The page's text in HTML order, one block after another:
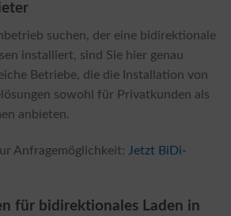
suchen, der eine bidirektionale
installiert, sind Sie hier genau
Betriebe, die die Installation von
sowohl für Privatkunden als
anbieten.
Anfragemöglichkeit: Jetzt BiDi-
für bidirektionales Laden in